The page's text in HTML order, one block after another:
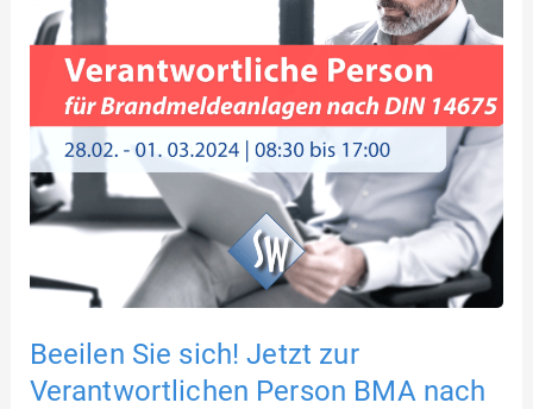
Beeilen Sie sich! Jetzt zur
Verantwortlichen Person BMA nach